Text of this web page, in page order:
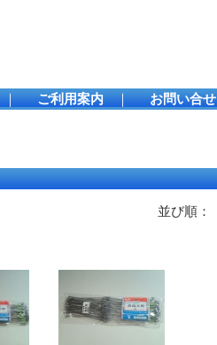
ご利用案内 ｜ お問い合せ
並び順：